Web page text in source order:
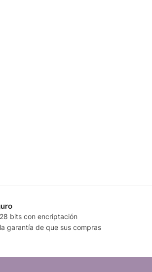
bits con encriptación
garantía de que sus compras